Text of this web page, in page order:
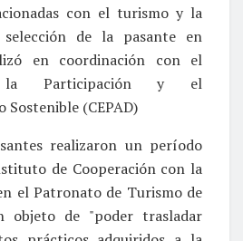
con el turismo y la
selección de la pasante en
en coordinación con el
Participación y el
Sostenible (CEPAD)
realizaron un período
de Cooperación con la
el Patronato de Turismo de
objeto de "poder trasladar